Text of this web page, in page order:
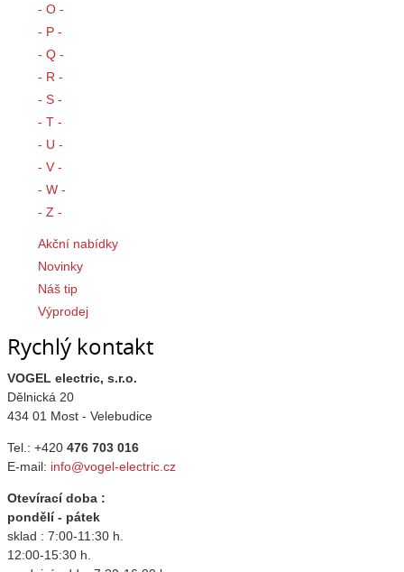
- O -
- P -
- Q -
- R -
- S -
- T -
- U -
- V -
- W -
- Z -
Akční nabídky
Novinky
Náš tip
Výprodej
Rychlý kontakt
VOGEL electric, s.r.o.
Dělnická 20
434 01 Most - Velebudice
Tel.: +420 476 703 016
E-mail: info@vogel-electric.cz
Otevírací doba :
pondělí - pátek
sklad : 7:00-11:30 h.
12:00-15:30 h.